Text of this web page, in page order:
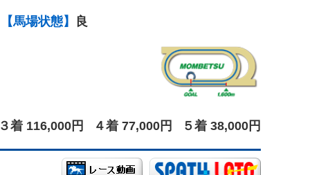
【馬場状態】 良
３着 116,000円 ４着 77,000円 ５着 38,000円